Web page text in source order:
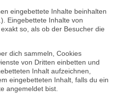
eingebettete Inhalte beinhalten
Eingebettete Inhalte von
so, als ob der Besucher die
dich sammeln, Cookies
von Dritten einbetten und
Inhalt aufzeichnen,
eingebetteten Inhalt, falls du ein
angemeldet bist.